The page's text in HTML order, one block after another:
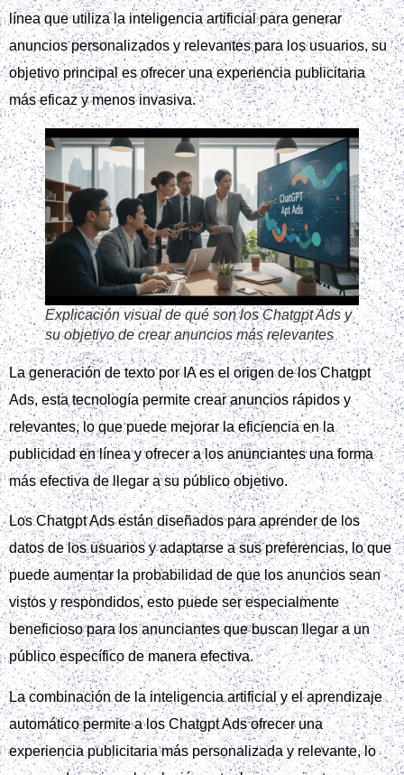
línea que utiliza la inteligencia artificial para generar
anuncios personalizados y relevantes para los usuarios, su
objetivo principal es ofrecer una experiencia publicitaria
más eficaz y menos invasiva.
Explicación visual de qué son los Chatgpt Ads y
su objetivo de crear anuncios más relevantes
La generación de texto por IA es el origen de los Chatgpt
Ads, esta tecnología permite crear anuncios rápidos y
relevantes, lo que puede mejorar la eficiencia en la
publicidad en línea y ofrecer a los anunciantes una forma
más efectiva de llegar a su público objetivo.
Los Chatgpt Ads están diseñados para aprender de los
datos de los usuarios y adaptarse a sus preferencias, lo que
puede aumentar la probabilidad de que los anuncios sean
vistos y respondidos, esto puede ser especialmente
beneficioso para los anunciantes que buscan llegar a un
público específico de manera efectiva.
La combinación de la inteligencia artificial y el aprendizaje
automático permite a los Chatgpt Ads ofrecer una
experiencia publicitaria más personalizada y relevante, lo